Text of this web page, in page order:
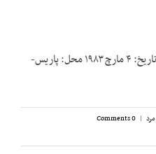
روایت کننده: آقای محمود شانه‌چی تاریخ: ۴ مارچ ۱۹۸۳ محل: پاریس-
مرد |
0 Comments